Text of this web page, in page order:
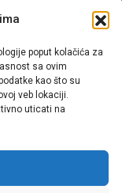
poput kolačića za
sa ovim
kao što su
veb lokaciji.
uticati na
koji donosi vijesti i
i popularne kulture.